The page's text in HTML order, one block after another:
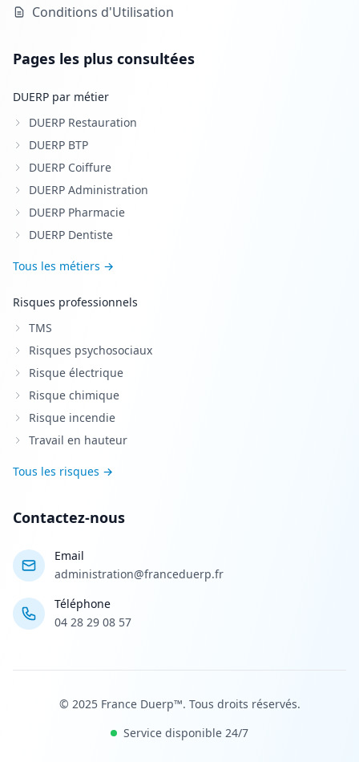
Conditions d'Utilisation
Pages les plus consultées
DUERP par métier
DUERP Restauration
DUERP BTP
DUERP Coiffure
DUERP Administration
DUERP Pharmacie
DUERP Dentiste
Tous les métiers →
Risques professionnels
TMS
Risques psychosociaux
Risque électrique
Risque chimique
Risque incendie
Travail en hauteur
Tous les risques →
Contactez-nous
Email
administration@franceduerp.fr
Téléphone
04 28 29 08 57
© 2025 France Duerp™. Tous droits réservés.
Service disponible 24/7